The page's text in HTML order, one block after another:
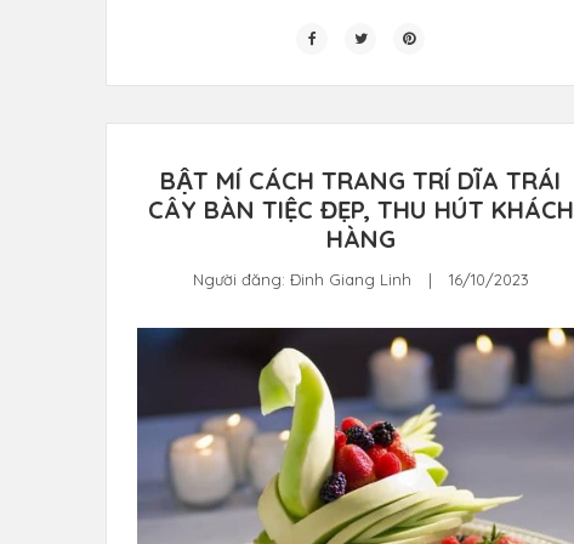
BẬT MÍ CÁCH TRANG TRÍ DĨA TRÁI
CÂY BÀN TIỆC ĐẸP, THU HÚT KHÁCH
HÀNG
Người đăng: Đinh Giang Linh | 16/10/2023